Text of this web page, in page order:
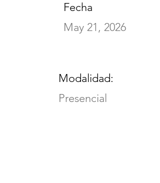
Fecha
May 21, 2026
Modalidad:
Presencial